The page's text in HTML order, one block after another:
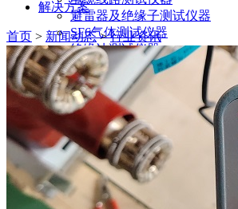
避雷器及绝缘子测试仪器
SF6气体测试仪器
绝缘油测试仪器
直流系统及蓄电池测试仪器
电力计量测试仪器
局部放电测试仪器
承试升资质试验设备
其他
新闻动态
公司动态
行业资讯
解决方案
解决方案
首页 > 新闻动态>行业资讯